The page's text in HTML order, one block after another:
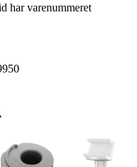
har varenummeret